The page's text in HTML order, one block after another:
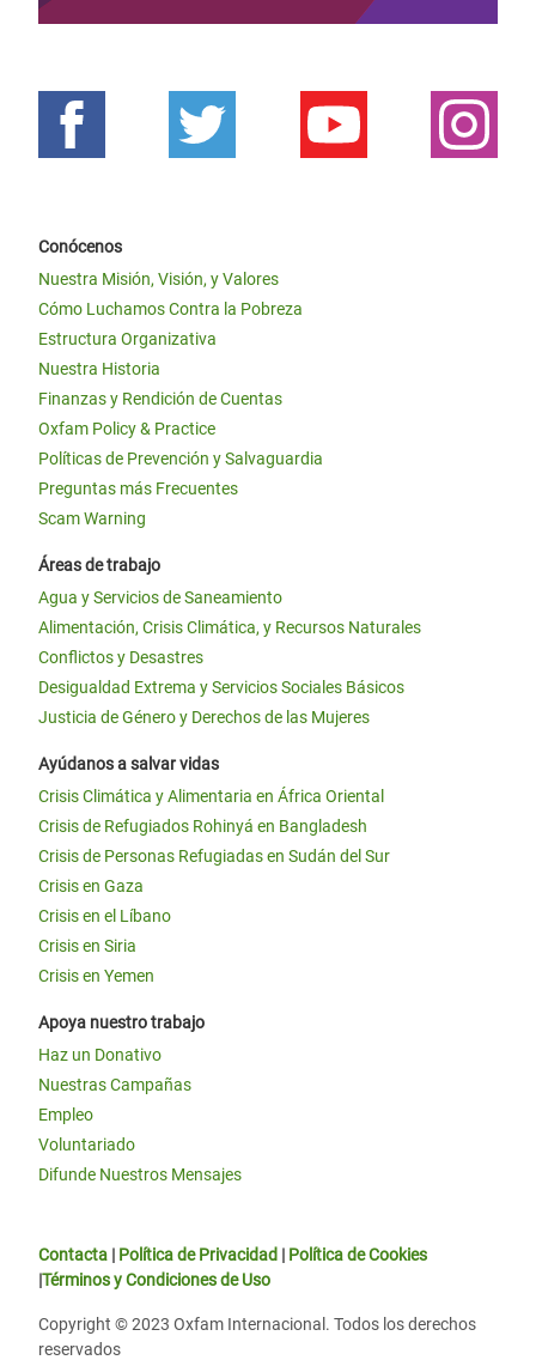
Conócenos
Nuestra Misión, Visión, y Valores
Cómo Luchamos Contra la Pobreza
Estructura Organizativa
Nuestra Historia
Finanzas y Rendición de Cuentas
Oxfam Policy & Practice
Políticas de Prevención y Salvaguardia
Preguntas más Frecuentes
Scam Warning
Áreas de trabajo
Agua y Servicios de Saneamiento
Alimentación, Crisis Climática, y Recursos Naturales
Conflictos y Desastres
Desigualdad Extrema y Servicios Sociales Básicos
Justicia de Género y Derechos de las Mujeres
Ayúdanos a salvar vidas
Crisis Climática y Alimentaria en África Oriental
Crisis de Refugiados Rohinyá en Bangladesh
Crisis de Personas Refugiadas en Sudán del Sur
Crisis en Gaza
Crisis en el Líbano
Crisis en Siria
Crisis en Yemen
Apoya nuestro trabajo
Haz un Donativo
Nuestras Campañas
Empleo
Voluntariado
Difunde Nuestros Mensajes
Contacta | Política de Privacidad | Política de Cookies
|Términos y Condiciones de Uso
Copyright © 2023 Oxfam Internacional. Todos los derechos
reservados